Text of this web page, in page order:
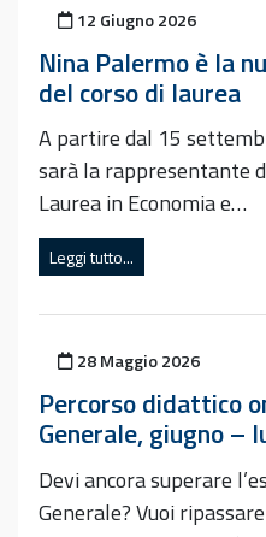
Pubblicato il
12 Giugno 2026
Nina Palermo è la
del corso di laurea
A partire dal 15
sarà la rappresentante
Laurea in Economia e…
Leggi tutto...
Pubblicato il
28 Maggio 2026
Percorso didattico
Generale, giugno –
Devi ancora superare
Generale? Vuoi